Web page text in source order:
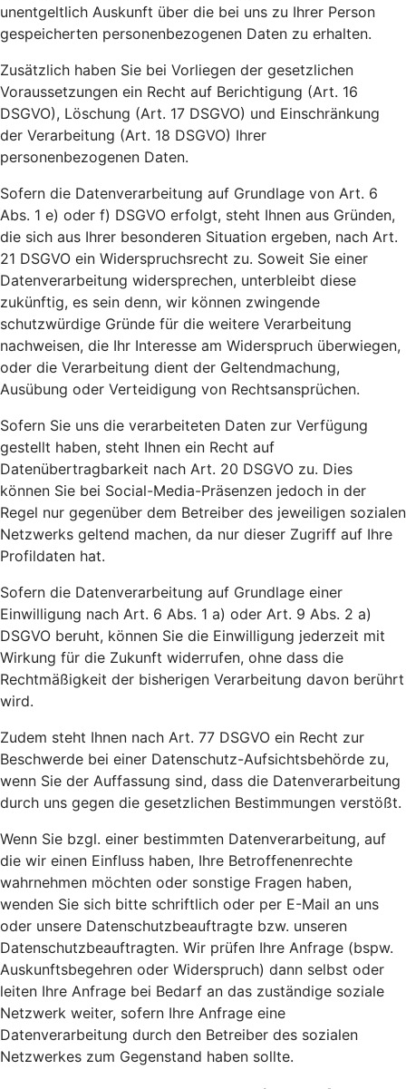
unentgeltlich Auskunft über die bei uns zu Ihrer Person
gespeicherten personenbezogenen Daten zu erhalten.
Zusätzlich haben Sie bei Vorliegen der gesetzlichen
Voraussetzungen ein Recht auf Berichtigung (Art. 16
DSGVO), Löschung (Art. 17 DSGVO) und Einschränkung
der Verarbeitung (Art. 18 DSGVO) Ihrer
personenbezogenen Daten.
Sofern die Datenverarbeitung auf Grundlage von Art. 6
Abs. 1 e) oder f) DSGVO erfolgt, steht Ihnen aus Gründen,
die sich aus Ihrer besonderen Situation ergeben, nach Art.
21 DSGVO ein Widerspruchsrecht zu. Soweit Sie einer
Datenverarbeitung widersprechen, unterbleibt diese
zukünftig, es sein denn, wir können zwingende
schutzwürdige Gründe für die weitere Verarbeitung
nachweisen, die Ihr Interesse am Widerspruch überwiegen,
oder die Verarbeitung dient der Geltendmachung,
Ausübung oder Verteidigung von Rechtsansprüchen.
Sofern Sie uns die verarbeiteten Daten zur Verfügung
gestellt haben, steht Ihnen ein Recht auf
Datenübertragbarkeit nach Art. 20 DSGVO zu. Dies
können Sie bei Social-Media-Präsenzen jedoch in der
Regel nur gegenüber dem Betreiber des jeweiligen sozialen
Netzwerks geltend machen, da nur dieser Zugriff auf Ihre
Profildaten hat.
Sofern die Datenverarbeitung auf Grundlage einer
Einwilligung nach Art. 6 Abs. 1 a) oder Art. 9 Abs. 2 a)
DSGVO beruht, können Sie die Einwilligung jederzeit mit
Wirkung für die Zukunft widerrufen, ohne dass die
Rechtmäßigkeit der bisherigen Verarbeitung davon berührt
wird.
Zudem steht Ihnen nach Art. 77 DSGVO ein Recht zur
Beschwerde bei einer Datenschutz-Aufsichtsbehörde zu,
wenn Sie der Auffassung sind, dass die Datenverarbeitung
durch uns gegen die gesetzlichen Bestimmungen verstößt.
Wenn Sie bzgl. einer bestimmten Datenverarbeitung, auf
die wir einen Einfluss haben, Ihre Betroffenenrechte
wahrnehmen möchten oder sonstige Fragen haben,
wenden Sie sich bitte schriftlich oder per E-Mail an uns
oder unsere Datenschutzbeauftragte bzw. unseren
Datenschutzbeauftragten. Wir prüfen Ihre Anfrage (bspw.
Auskunftsbegehren oder Widerspruch) dann selbst oder
leiten Ihre Anfrage bei Bedarf an das zuständige soziale
Netzwerk weiter, sofern Ihre Anfrage eine
Datenverarbeitung durch den Betreiber des sozialen
Netzwerkes zum Gegenstand haben sollte.